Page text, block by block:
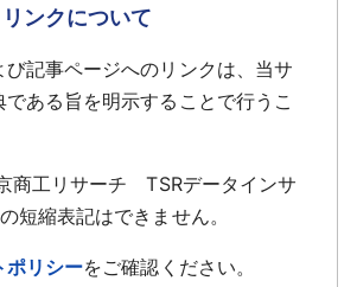
ンクについて
び記事ページへのリンクは、当サ
である旨を明示することで行うこ
商工リサーチ TSRデータインサ
縮表記はできません。
ポリシーをご確認ください。